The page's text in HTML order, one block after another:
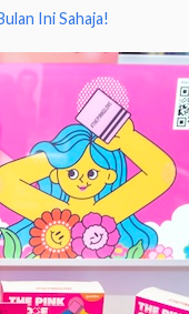
Ini Sahaja!